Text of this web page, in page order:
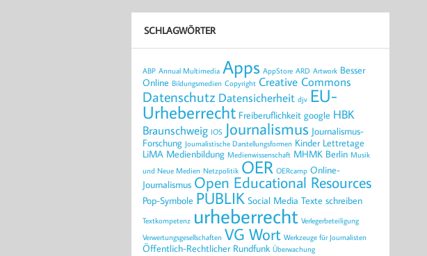
SCHLAGWÖRTER
ABP Annual Multimedia Apps AppStore ARD Artwork Besser
Online Bildungsmedien Copyright Creative Commons
Datenschutz Datensicherheit djv EU-
Urheberrecht Freiberuflichkeit google HBK
Braunschweig IOS Journalismus Journalismus-
Forschung Journalistische Darstellungsformen Kinder Lettretage
LiMA Medienbildung Medienwissenschaft MHMK Berlin Musik
und Neue Medien Netzpolitik OER OERcamp Online-
Journalismus Open Educational Resources
Pop-Symbole PUBLIK Social Media Texte schreiben
Textkompetenz urheberrecht Verlegerbeteiligung
Verwertungsgesellschaften VG Wort Werkzeuge für Journalisten
Öffentlich-Rechtlicher Rundfunk Überwachung